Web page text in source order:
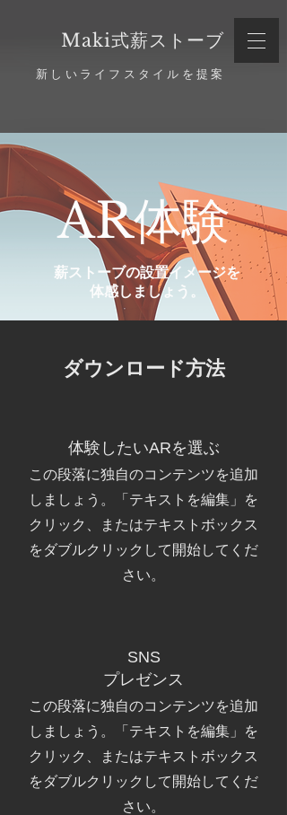
​Maki式薪ストーブ
新しいライフスタイルを提案
AR体験
薪ストーブの設置イメージを
体感しましょう。
​ダウンロード方法
​体験したいARを選ぶ
この段落に独自のコンテンツを追加
しましょう。「テキストを編集」を
クリック、またはテキストボックス
をダブルクリックして開始してくだ
さい。
SNS
プレゼンス
この段落に独自のコンテンツを追加
しましょう。「テキストを編集」を
クリック、またはテキストボックス
をダブルクリックして開始してくだ
さい。